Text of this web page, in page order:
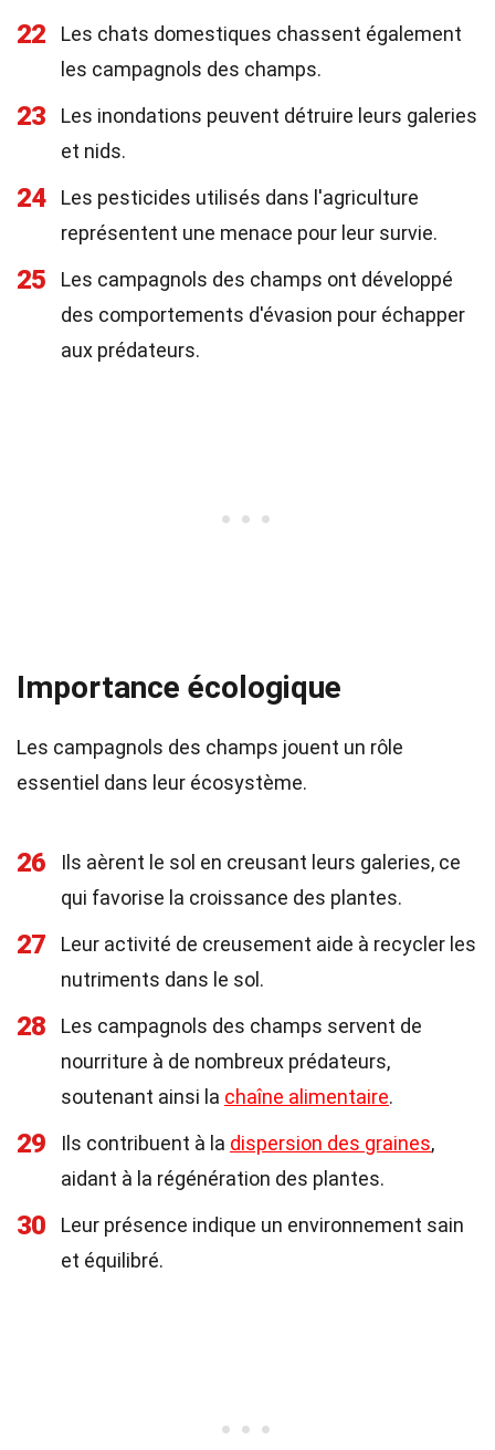
22
Les chats domestiques chassent également
les campagnols des champs.
23
Les inondations peuvent détruire leurs galeries
et nids.
24
Les pesticides utilisés dans l'agriculture
représentent une menace pour leur survie.
25
Les campagnols des champs ont développé
des comportements d'évasion pour échapper
aux prédateurs.
Importance écologique
Les campagnols des champs jouent un rôle
essentiel dans leur écosystème.
26
Ils aèrent le sol en creusant leurs galeries, ce
qui favorise la croissance des plantes.
27
Leur activité de creusement aide à recycler les
nutriments dans le sol.
28
Les campagnols des champs servent de
nourriture à de nombreux prédateurs,
soutenant ainsi la chaîne alimentaire.
29 Ils contribuent à la dispersion des graines,
aidant à la régénération des plantes.
30
Leur présence indique un environnement sain
et équilibré.